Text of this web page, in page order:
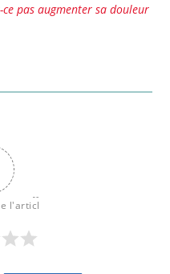
ce pas augmenter sa douleur
l'articl